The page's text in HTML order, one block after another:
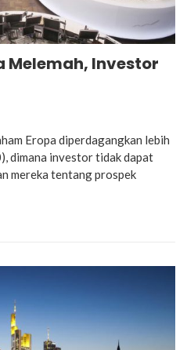
Melemah, Investor
Eropa diperdagangkan lebih
dimana investor tidak dapat
mereka tentang prospek